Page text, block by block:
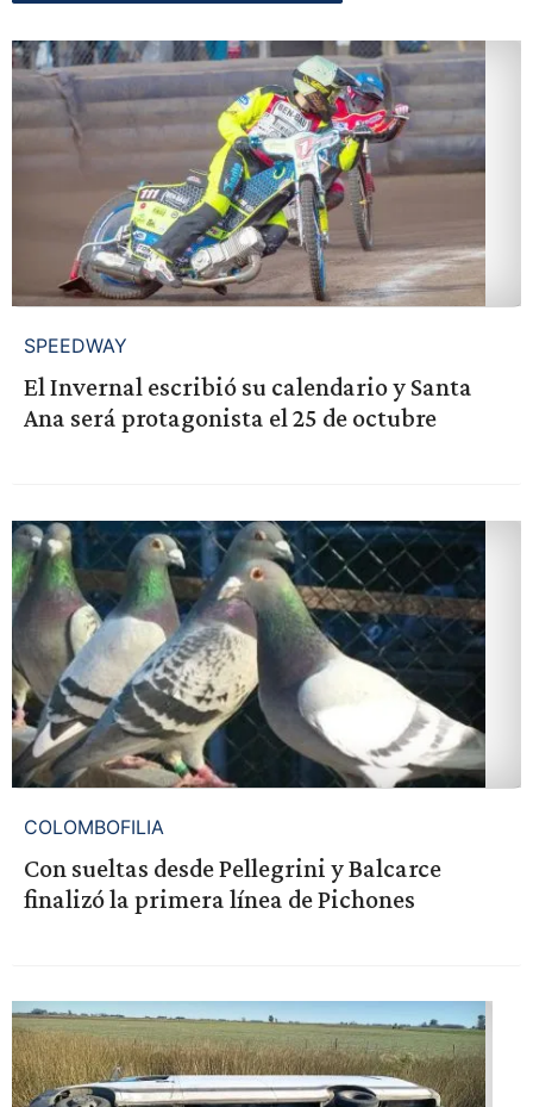
SPEEDWAY
El Invernal escribió su calendario y Santa
Ana será protagonista el 25 de octubre
COLOMBOFILIA
Con sueltas desde Pellegrini y Balcarce
finalizó la primera línea de Pichones